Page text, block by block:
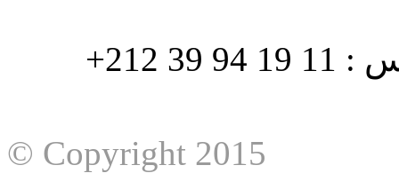
هاتف : 90/88 32 94 39 212+ فاكس : 11 19 94 39 212+
© Copyright 2015